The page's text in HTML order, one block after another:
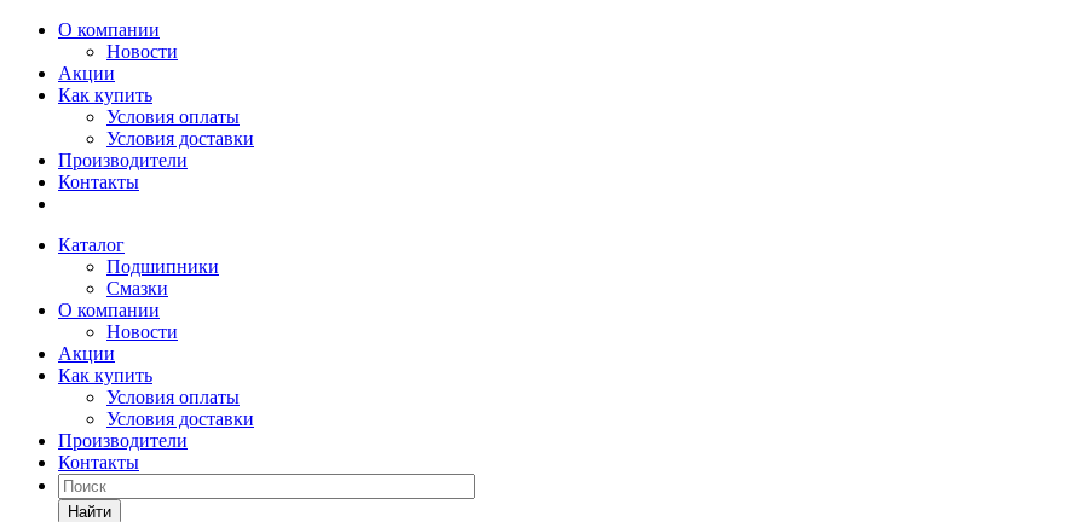
О компании
Новости
Акции
Как купить
Условия оплаты
Условия доставки
Производители
Контакты
Каталог
Подшипники
Смазки
О компании
Новости
Акции
Как купить
Условия оплаты
Условия доставки
Производители
Контакты
Найти